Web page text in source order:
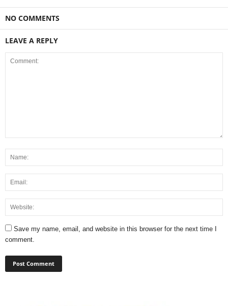
NO COMMENTS
LEAVE A REPLY
Save my name, email, and website in this browser for the next time I
comment.